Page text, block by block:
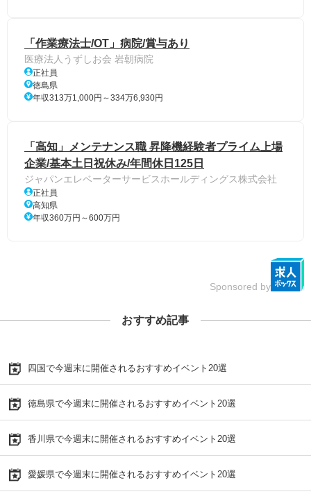
「作業療法士/OT」病院/賞与あり
医療法人うずしお会 岩朝病院
正社員
徳島県
年収313万1,000円～334万6,930円
「高知」メンテナンス職 昇降機経験者プライム上場
企業/基本土日祝休み/年間休日125日
ジャパンエレベーターサービスホールディングス株式会社
正社員
高知県
年収360万円～600万円
Sponsored by
おすすめ記事
四国で今週末に開催されるおすすめイベント20選
徳島県で今週末に開催されるおすすめイベント20選
香川県で今週末に開催されるおすすめイベント20選
愛媛県で今週末に開催されるおすすめイベント20選